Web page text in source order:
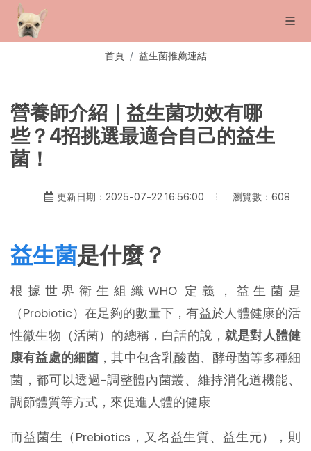
首頁 益生菌推薦連結
營養師介紹｜益生菌功效有哪
些？4招挑選最適合自己的益生
菌！
更新日期：2025-07-22 16:56:00 瀏覽數：608
益生菌是什麼？
根據世界衛生組織WHO 定義，益生菌是
（Probiotic）在足夠的數量下，有益於人體健康的活
性微生物（活菌）的總稱，白話的說，就是對人體健
康有益處的細菌 ，其中包含乳酸菌、酵母菌等多種細
菌，都可以透過-調整體內菌叢、維持消化道機能、
調節體質等方式，來促進人體的健康
而益菌生（Prebiotics，又名益生質、益生元），則